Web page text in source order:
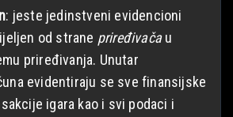
: jeste jedinstveni evidencioni
od strane priređivačau
priređivanja. Unutar
evidentiraju se sve finansijske
igara kao i svi podaci i